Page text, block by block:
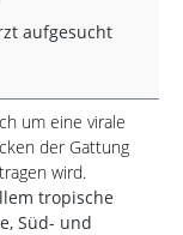
aufgesucht
um eine virale
der Gattung
wird.
tropische
Süd- und